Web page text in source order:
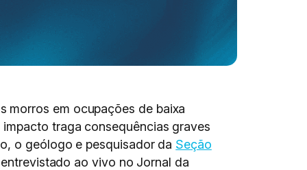
morros em ocupações de baixa
traga consequências graves
o geólogo e pesquisador da Seção
ao vivo no Jornal da